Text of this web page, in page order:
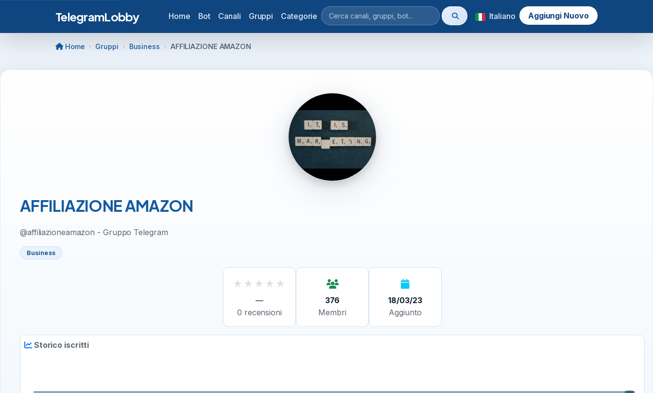
TelegramLobby Home Bot Canali Gruppi Categorie Italiano Aggiungi Nuovo
Home Gruppi Business AFFILIAZIONE AMAZON
AFFILIAZIONE AMAZON
@affiliazioneamazon - Gruppo Telegram
Business
★ ★ ★ ★ ★
—
0 recensioni
376
Membri
18/03/23
Aggiunto
Storico iscritti